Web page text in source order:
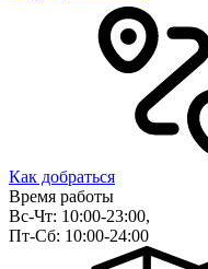
Как добраться
Время работы
Вс-Чт: 10:00-23:00,
Пт-Сб: 10:00-24:00